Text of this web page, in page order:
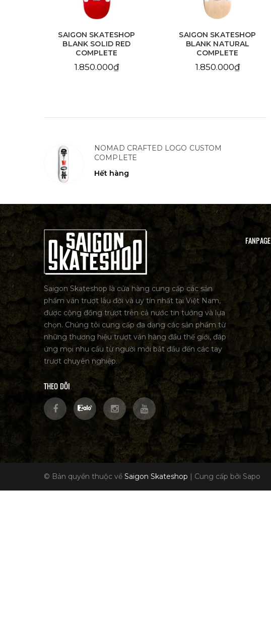
SAIGON SKATESHOP
BLANK SOLID RED
COMPLETE
1.850.000₫
SAIGON SKATESHOP
BLANK NATURAL
COMPLETE
1.850.000₫
NOMAD CRAFTED LOGO CUSTOM
COMPLETE
Hết hàng
Saigon Skateshop là cửa hàng cung cấp các sản
phẩm ván trượt lâu đời và uy tín nhất tại Việt Nam,
được cộng đồng trượt trên cả nước tin tưởng và lựa
chọn. Chúng tôi cung cấp đa dạng các sản phẩm từ
những thương hiệu trượt ván hàng đầu thế giới, đáp
ứng mọi nhu cầu từ người mới bắt đầu đến các tay
trượt chuyên nghiệp.
THEO DÕI
FANPAGE
© Bản quyền thuộc về Saigon Skateshop | Cung cấp bởi Sapo